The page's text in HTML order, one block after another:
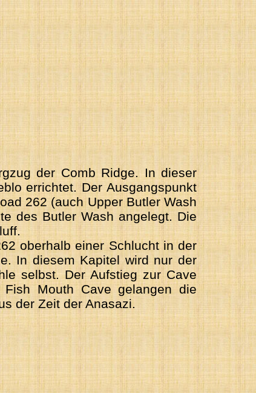
der Comb Ridge. In dieser
errichtet. Der Ausgangspunkt
262 (auch Upper Butler Wash
des Butler Wash angelegt. Die
oberhalb einer Schlucht in der
In diesem Kapitel wird nur der
selbst. Der Aufstieg zur Cave
Mouth Cave gelangen die
der Zeit der Anasazi.